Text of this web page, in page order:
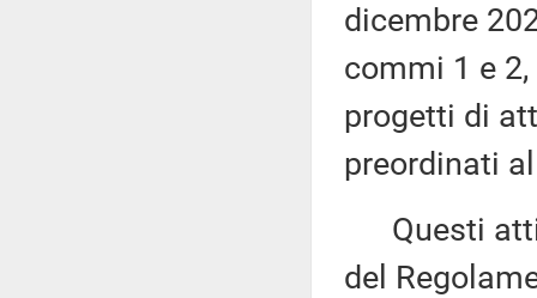
dicembre
commi 1 e
progetti di
preordinati
Questi atti
del